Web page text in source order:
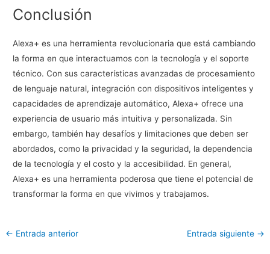
Conclusión
Alexa+ es una herramienta revolucionaria que está cambiando
la forma en que interactuamos con la tecnología y el soporte
técnico. Con sus características avanzadas de procesamiento
de lenguaje natural, integración con dispositivos inteligentes y
capacidades de aprendizaje automático, Alexa+ ofrece una
experiencia de usuario más intuitiva y personalizada. Sin
embargo, también hay desafíos y limitaciones que deben ser
abordados, como la privacidad y la seguridad, la dependencia
de la tecnología y el costo y la accesibilidad. En general,
Alexa+ es una herramienta poderosa que tiene el potencial de
transformar la forma en que vivimos y trabajamos.
← Entrada anterior Entrada siguiente →